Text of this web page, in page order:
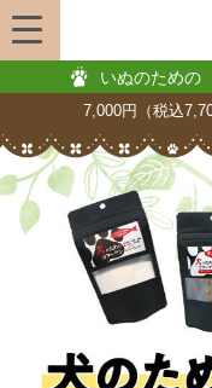
いぬのための
7,000円（税込